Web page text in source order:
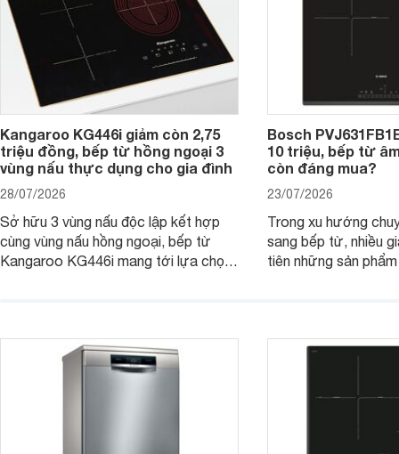
Kangaroo KG446i giảm còn 2,75
triệu đồng, bếp từ hồng ngoại 3
vùng nấu thực dụng cho gia đình
28/07/2026
Sở hữu 3 vùng nấu độc lập kết hợp
cùng vùng nấu hồng ngoại, bếp từ
Kangaroo KG446i mang tới lựa chọn
nhiều cửa hàng, đại lý.
Bosch
10 triệu, bếp từ
còn đáng mua?
23/07/2026
Trong xu hướng
sang bếp từ, nhiều
tiên những sản
mẫu bếp đáp ứng